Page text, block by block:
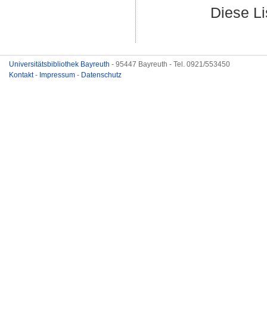
Diese
Universitätsbibliothek Bayreuth - 95447 Bayreuth - Tel. 0921/553450
Kontakt- Impressum - Datenschutz